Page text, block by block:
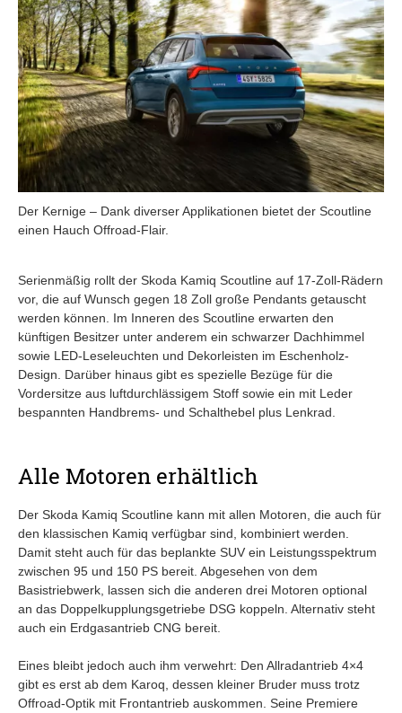
Der Kernige – Dank diverser Applikationen bietet der Scoutline
einen Hauch Offroad-Flair.
Serienmäßig rollt der Skoda Kamiq Scoutline auf 17-Zoll-Rädern
vor, die auf Wunsch gegen 18 Zoll große Pendants getauscht
werden können. Im Inneren des Scoutline erwarten den
künftigen Besitzer unter anderem ein schwarzer Dachhimmel
sowie LED-Leseleuchten und Dekorleisten im Eschenholz-
Design. Darüber hinaus gibt es spezielle Bezüge für die
Vordersitze aus luftdurchlässigem Stoff sowie ein mit Leder
bespannten Handbrems- und Schalthebel plus Lenkrad.
Alle Motoren erhältlich
Der Skoda Kamiq Scoutline kann mit allen Motoren, die auch für
den klassischen Kamiq verfügbar sind, kombiniert werden.
Damit steht auch für das beplankte SUV ein Leistungsspektrum
zwischen 95 und 150 PS bereit. Abgesehen von dem
Basistriebwerk, lassen sich die anderen drei Motoren optional
an das Doppelkupplungsgetriebe DSG koppeln. Alternativ steht
auch ein Erdgasantrieb CNG bereit.
Eines bleibt jedoch auch ihm verwehrt: Den Allradantrieb 4×4
gibt es erst ab dem Karoq, dessen kleiner Bruder muss trotz
Offroad-Optik mit Frontantrieb auskommen. Seine Premiere